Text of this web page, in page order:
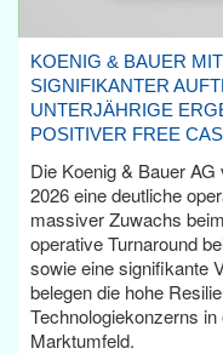
KOENIG & BAUER
SIGNIFIKANTER
UNTERJÄHRIGE
POSITIVER FREE
Die Koenig & Bauer
2026 eine deutliche
massiver Zuwachs
operative Turnaround
sowie eine signifikante
belegen die hohe
Technologiekonzerns
Marktumfeld.